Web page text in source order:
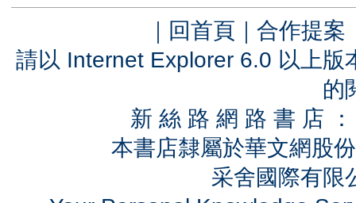
｜ 回首頁 ｜ 合作提案
請以 Internet Explorer 6.0 以上
的
新 絲 路 網 路 書 店
本書店隸屬於華文網股
采舍國際有